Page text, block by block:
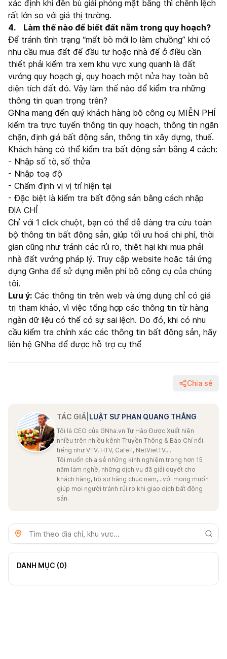
xác định khi đền bù giải phóng mặt bằng thì chênh lệch
rất lớn so với giá thị trường.
4. Làm thế nào để biết đất nằm trong quy hoạch?
Để tránh tình trạng “mất bò mới lo làm chuồng” khi có
nhu cầu mua đất để đầu tư hoặc nhà để ở điều cần
thiết phải kiểm tra xem khu vực xung quanh là đất
vướng quy hoạch gì, quy hoạch một nửa hay toàn bộ
diện tích đất đó. Vậy làm thế nào để kiểm tra những
thông tin quan trọng trên?
GNha mang đến quý khách hàng bộ công cụ MIỄN PHÍ
kiểm tra trực tuyến thông tin quy hoạch, thông tin ngăn
chặn, định giá bất động sản, thông tin xây dựng, thuế.
Khách hàng có thể kiểm tra bất động sản bằng 4 cách:
- Nhập số tờ, số thửa
- Nhập toạ độ
- Chấm định vị vị trí hiện tại
- Đặc biệt là kiểm tra bất động sản bằng cách nhập
ĐỊA CHỈ
Chỉ với 1 click chuột, bạn có thể dễ dàng tra cứu toàn
bộ thông tin bất động sản, giúp tối ưu hoá chi phí, thời
gian cũng như tránh các rủi ro, thiệt hại khi mua phải
nhà đất vướng pháp lý. Truy cập website hoặc tải ứng
dụng Gnha để sử dụng miễn phí bộ công cụ của chúng
tôi.
Lưu ý: Các thông tin trên web và ứng dụng chỉ có giá
trị tham khảo, vì việc tổng hợp các thông tin từ hàng
ngàn dữ liệu có thể có sự sai lệch. Do đó, khi có nhu
cầu kiểm tra chính xác các thông tin bất động sản, hãy
liên hệ GNha để được hỗ trợ cụ thể
Chia sẻ
TÁC GIẢ LUẬT SƯ PHAN QUANG THẮNG
Tôi là CEO của GNha.vn Tự Hào Được Xuất hiện
nhiều trên nhiều kênh Truyền Thông & Báo Chí nổi
tiếng như VTV, HTV, CafeF, NetVietTV,...
Tôi muốn chia sẻ những kinh nghiệm trong hơn 15
năm làm nghề, những dịch vụ đã giải quyết cho
khách hàng, hồ sơ hàng chục năm,...với mong muốn
giúp mọi người tránh rủi ro khi giao dịch bất động
sản.
DANH MỤC (0)